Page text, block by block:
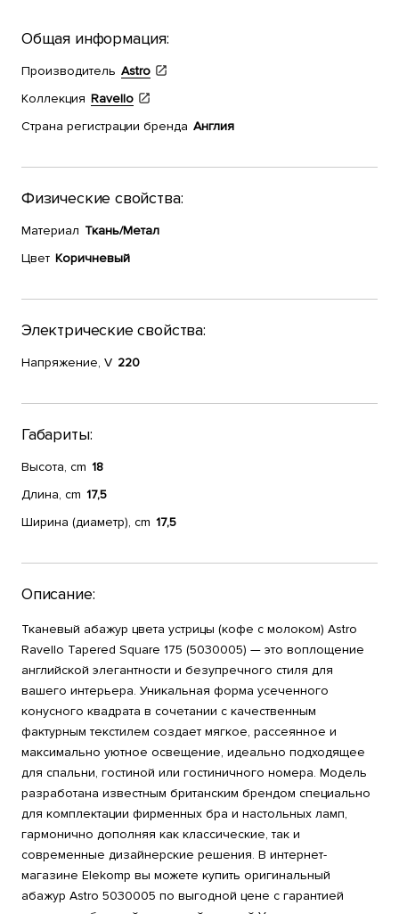
Общая информация:
Производитель Astro
Коллекция Ravello
Страна регистрации бренда Англия
Физические свойства:
Материал Ткань/Метал
Цвет Коричневый
Электрические свойства:
Напряжение, V 220
Габариты:
Высота, cm 18
Длина, cm 17,5
Ширина (диаметр), cm 17,5
Описание:
Тканевый абажур цвета устрицы (кофе с молоком) Astro
Ravello Tapered Square 175 (5030005) — это воплощение
английской элегантности и безупречного стиля для
вашего интерьера. Уникальная форма усеченного
конусного квадрата в сочетании с качественным
фактурным текстилем создает мягкое, рассеянное и
максимально уютное освещение, идеально подходящее
для спальни, гостиной или гостиничного номера. Модель
разработана известным британским брендом специально
для комплектации фирменных бра и настольных ламп,
гармонично дополняя как классические, так и
современные дизайнерские решения. В интернет-
магазине Elekomp вы можете купить оригинальный
абажур Astro 5030005 по выгодной цене с гарантией